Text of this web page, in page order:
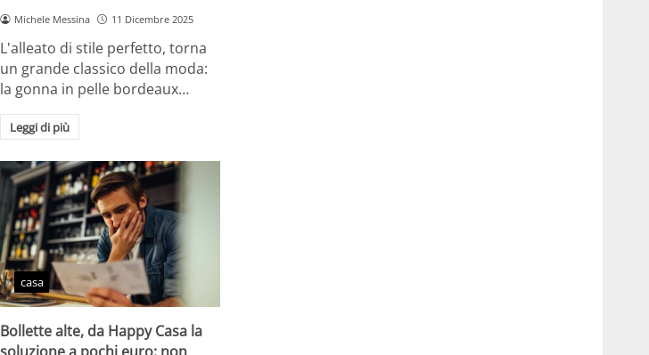
Michele Messina 11 Dicembre 2025
L'alleato di stile perfetto, torna
un grande classico della moda:
la gonna in pelle bordeaux…
Leggi di più
casa
Bollette alte, da Happy Casa la